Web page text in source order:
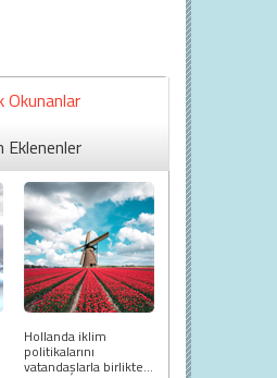
Okunanlar
Eklenenler
Hollanda iklim
politikalarını
vatandaşlarla birlikte...